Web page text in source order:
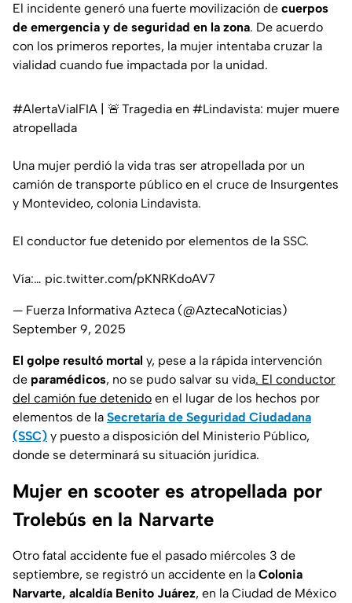
El incidente generó una fuerte movilización de cuerpos
de emergencia y de seguridad en la zona. De acuerdo
con los primeros reportes, la mujer intentaba cruzar la
vialidad cuando fue impactada por la unidad.
#AlertaVialFIA | 🚨 Tragedia en #Lindavista: mujer muere
atropellada
Una mujer perdió la vida tras ser atropellada por un
camión de transporte público en el cruce de Insurgentes
y Montevideo, colonia Lindavista.
El conductor fue detenido por elementos de la SSC.
Vía:… pic.twitter.com/pKNRKdoAV7
— Fuerza Informativa Azteca (@AztecaNoticias)
September 9, 2025
El golpe resultó mortal y, pese a la rápida intervención
de paramédicos, no se pudo salvar su vida. El conductor
del camión fue detenido en el lugar de los hechos por
elementos de la Secretaría de Seguridad Ciudadana
(SSC) y puesto a disposición del Ministerio Público,
donde se determinará su situación jurídica.
Mujer en scooter es atropellada por
Trolebús en la Narvarte
Otro fatal accidente fue el pasado miércoles 3 de
septiembre, se registró un accidente en la Colonia
Narvarte, alcaldía Benito Juárez, en la Ciudad de México